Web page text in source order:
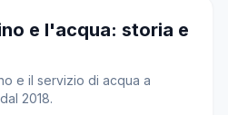
e l'acqua: storia e
e il servizio di acqua a
2018.